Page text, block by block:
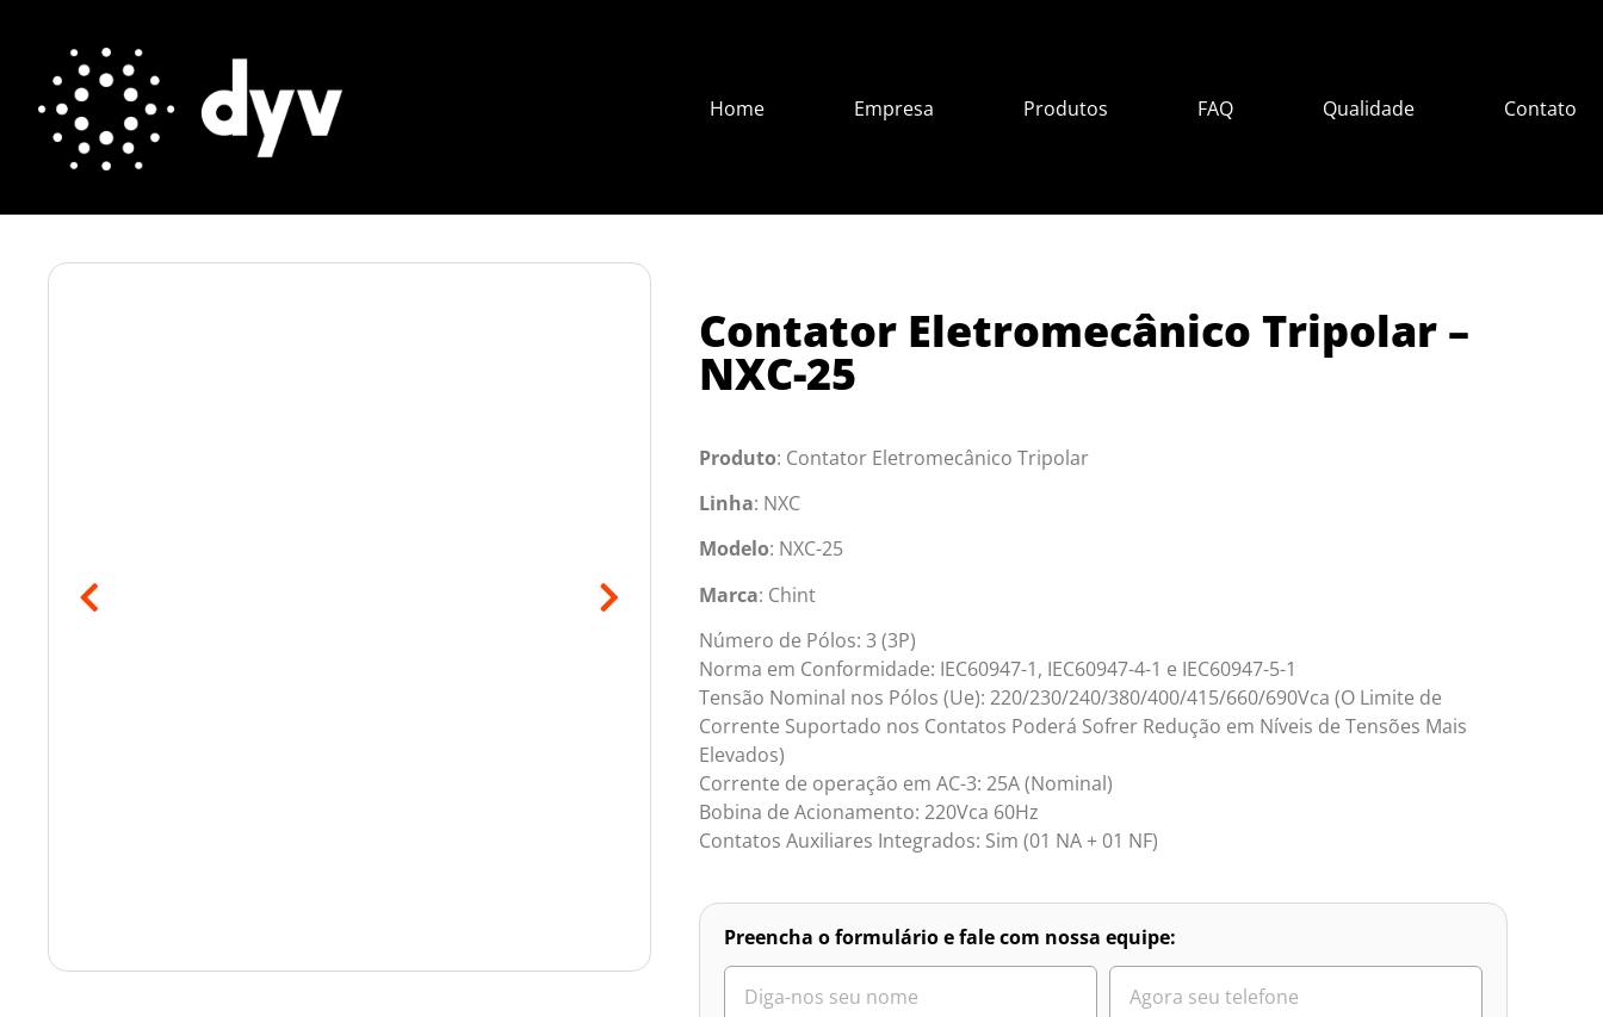
Home Empresa Produtos FAQ Qualidade Contato
Contator Eletromecânico Tripolar –
NXC-25
Produto: Contator Eletromecânico Tripolar
Linha: NXC
Modelo: NXC-25
Marca: Chint
Número de Pólos: 3 (3P)
Norma em Conformidade: IEC60947-1, IEC60947-4-1 e IEC60947-5-1
Tensão Nominal nos Pólos (Ue): 220/230/240/380/400/415/660/690Vca (O Limite de
Corrente Suportado nos Contatos Poderá Sofrer Redução em Níveis de Tensões Mais
Elevados)
Corrente de operação em AC-3: 25A (Nominal)
Bobina de Acionamento: 220Vca 60Hz
Contatos Auxiliares Integrados: Sim (01 NA + 01 NF)
Preencha o formulário e fale com nossa equipe: